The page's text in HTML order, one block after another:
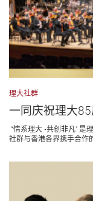
理大社群
一同庆祝理大
“情系理大 •共创非凡" 是
社群与香港各界携手合作